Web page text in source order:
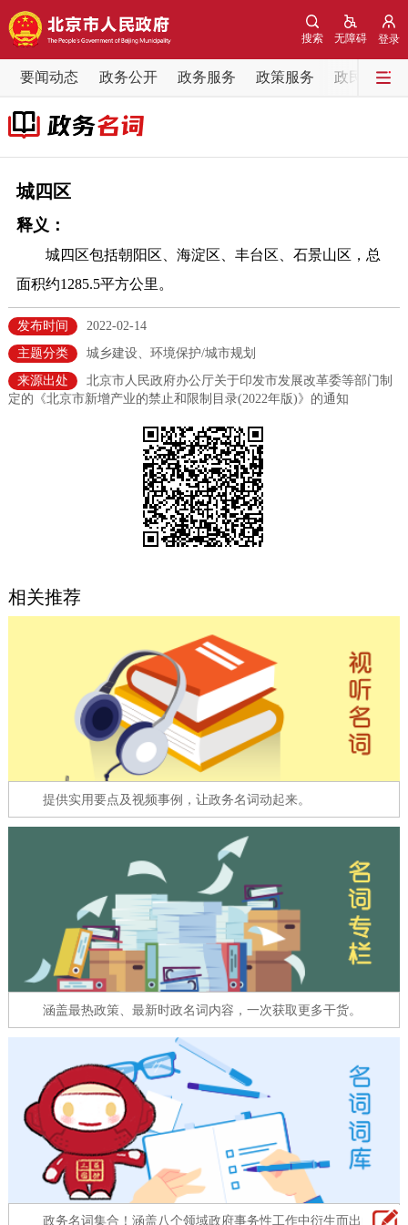
登录
无障碍
搜索
要闻动态 政务公开 政务服务 政策服务 政民互动
要闻动态
党中央精神
各区热点
政务公开
市领导
政策兑现 政策解读 回应关切
专题公开
法人服务
阳光政务
12345网上接诉即办 我要咨询 我要建议
参与调查 在线访谈 图说互动
走进北京
十六区概览 人文北京
绿色北京 图说北京 视频北京
多语种
ENGLISH 한국어 日本語
DEUTSCH FRANÇAIS РУССКИЙ ЯЗЫК
ESPAÑOL العربية PORTUGUÊS
ITALIANO
城四区
释义：
城四区包括朝阳区、海淀区、丰台区、石景山区，总
面积约1285.5平方公里。
发布时间
2022-02-14
主题分类
城乡建设、环境保护/城市规划
来源出处
北京市人民政府办公厅关于印发市发展改革委等部门制
定的《北京市新增产业的禁止和限制目录(2022年版)》的通知
相关推荐
提供实用要点及视频事例，让政务名词动起来。
涵盖最热政策、最新时政名词内容，一次获取更多干货。
政务名词集合！涵盖八个领域政府事务性工作中衍生而出的名